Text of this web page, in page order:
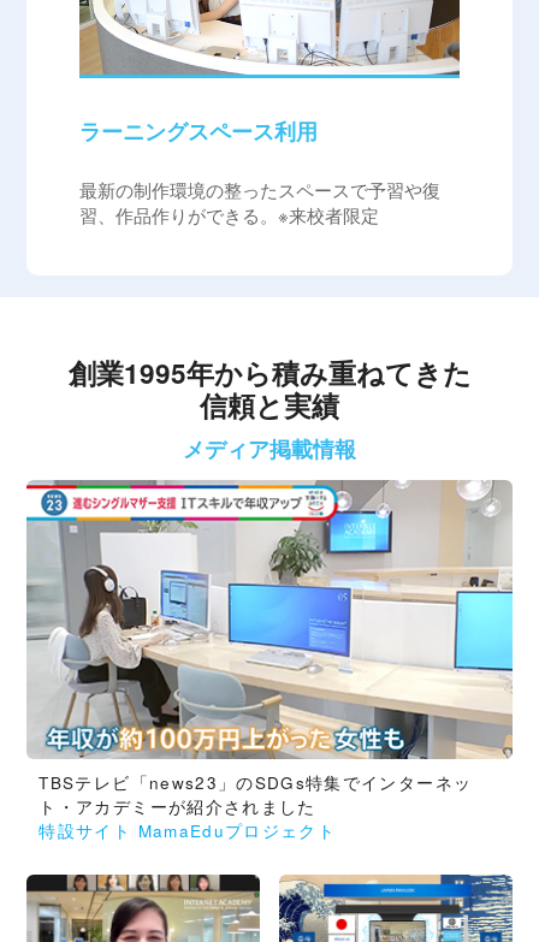
ラーニングスペース利用
最新の制作環境の整ったスペースで予習や復
習、作品作りができる。※来校者限定
創業1995年から積み重ねてきた
信頼と実績
メディア掲載情報
TBSテレビ「news23」のSDGs特集でインターネッ
ト・アカデミーが紹介されました
特設サイト MamaEduプロジェクト